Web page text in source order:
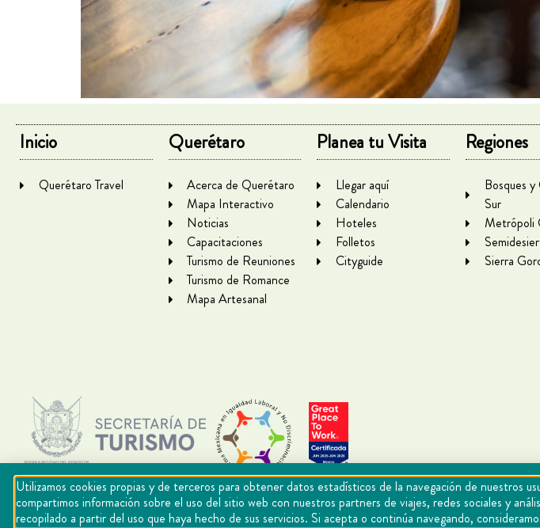
Inicio
Querétaro Travel
Querétaro
Acerca de Querétaro
Mapa Interactivo
Noticias
Capacitaciones
Turismo de Reuniones
Turismo de Romance
Mapa Artesanal
Planea tu Visita
Llegar aquí
Calendario
Hoteles
Folletos
Cityguide
Regiones
Bosques y
Sur
Metrópoli
Sierra
Utilizamos cookies propias y de terceros para obtener datos estadísticos de la navegación de nuestros
compartimos información sobre el uso del sitio web con nuestros partners de viajes, redes sociales y
recopilado a partir del uso que haya hecho de sus servicios. Si acepta o continúa navegando,